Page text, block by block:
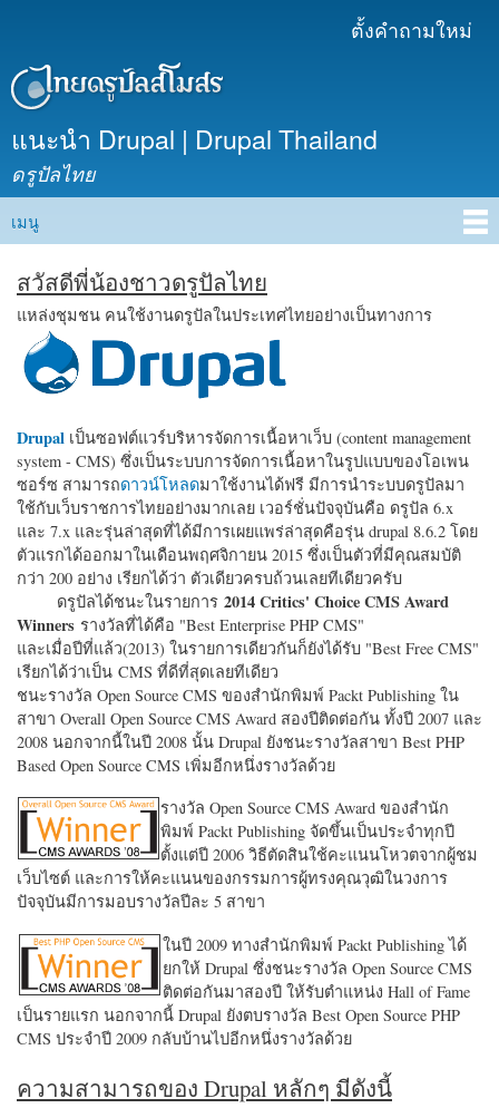
เนื้อหา
ตั้งคำถามใหม่
แนะนำ Drupal | Drupal Thailand
ดรูปัลไทย
Main menu
เมนู
สวัสดีพี่น้องชาวดรูปัลไทย
แหล่งชุมชน คนใช้งานดรูปัลในประเทศไทยอย่างเป็นทางการ
Drupal เป็นซอฟต์แวร์บริหารจัดการเนื้อหาเว็บ (content management
system - CMS) ซึ่งเป็นระบบการจัดการเนื้อหาในรูปแบบของโอเพน
ซอร์ซ สามารถดาวน์โหลดมาใช้งานได้ฟรี มีการนำระบบดรูปัลมา
ใช้กับเว็บราชการไทยอย่างมากเลย เวอร์ชั่นปัจจุบันคือ ดรูปัล 6.x
และ 7.x และรุ่นล่าสุดที่ได้มีการเผยแพร่ล่าสุดคือรุ่น drupal 8.6.2 โดย
ตัวแรกได้ออกมาในเดือนพฤศจิกายน 2015 ซึ่งเป็นตัวที่มีคุณสมบัติ
กว่า 200 อย่าง เรียกได้ว่า ตัวเดียวครบถ้วนเลยทีเดียวครับ
ดรูปัลได้ชนะในรายการ 2014 Critics' Choice CMS Award
Winners รางวัลที่ได้คือ "Best Enterprise PHP CMS"
และเมื่อปีที่แล้ว(2013) ในรายการเดียวกันก็ยังได้รับ "Best Free CMS"
เรียกได้ว่าเป็น CMS ที่ดีที่สุดเลยทีเดียว
ชนะรางวัล Open Source CMS ของสำนักพิมพ์ Packt Publishing ใน
สาขา Overall Open Source CMS Award สองปีติดต่อกัน ทั้งปี 2007 และ
2008 นอกจากนี้ในปี 2008 นั้น Drupal ยังชนะรางวัลสาขา Best PHP
Based Open Source CMS เพิ่มอีกหนึ่งรางวัลด้วย
รางวัล Open Source CMS Award ของสำนัก
พิมพ์ Packt Publishing จัดขึ้นเป็นประจำทุกปี
ตั้งแต่ปี 2006 วิธีตัดสินใช้คะแนนโหวตจากผู้ชม
เว็บไซต์ และการให้คะแนนของกรรมการผู้ทรงคุณวุฒิในวงการ
ปัจจุบันมีการมอบรางวัลปีละ 5 สาขา
ในปี 2009 ทางสำนักพิมพ์ Packt Publishing ได้
ยกให้ Drupal ซึ่งชนะรางวัล Open Source CMS
ติดต่อกันมาสองปี ให้รับตำแหน่ง Hall of Fame
เป็นรายแรก นอกจากนี้ Drupal ยังตบรางวัล Best Open Source PHP
CMS ประจำปี 2009 กลับบ้านไปอีกหนึ่งรางวัลด้วย
ความสามารถของ Drupal หลักๆ มีดังนี้